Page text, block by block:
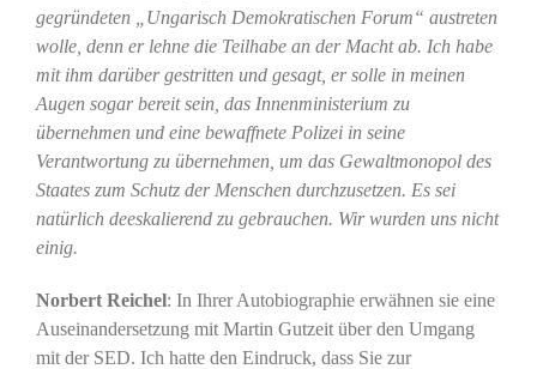
gegründeten „Ungarisch Demokratischen Forum“ austreten
wolle, denn er lehne die Teilhabe an der Macht ab. Ich habe
mit ihm darüber gestritten und gesagt, er solle in meinen
Augen sogar bereit sein, das Innenministerium zu
übernehmen und eine bewaffnete Polizei in seine
Verantwortung zu übernehmen, um das Gewaltmonopol des
Staates zum Schutz der Menschen durchzusetzen. Es sei
natürlich deeskalierend zu gebrauchen. Wir wurden uns nicht
einig.
Norbert Reichel: In Ihrer Autobiographie erwähnen sie eine
Auseinandersetzung mit Martin Gutzeit über den Umgang
mit der SED. Ich hatte den Eindruck, dass Sie zur